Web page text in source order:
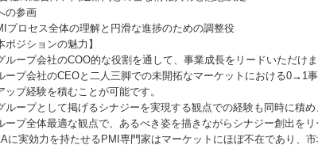
の参画
プロセス全体の理解と円滑な進捗のための調整役
ポジションの魅力】
ループ会社のCOO的な役割を通して、事業成長をリードいただけま
ープ会社のCEOと二人三脚での未開拓なマーケットにおける0→1
ップ経験を積むことが可能です。
ループとして掲げるシナジーを実現する観点での経験も同時に積め
ープ全体最適な観点で、あるべき姿を描きながらシナジー創出をリ
に実効力を持たせるPMI専門家はマーケットにほぼ不在であり、市